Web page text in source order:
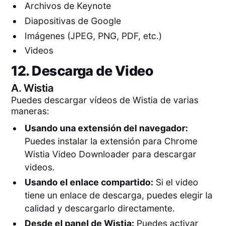
Archivos de Keynote
Diapositivas de Google
Imágenes (JPEG, PNG, PDF, etc.)
Videos
12. Descarga de Video
A.Wistia
Puedes descargar vídeos de Wistia de varias
maneras:
Usando una extensión del navegador:
Puedes instalar la extensión para Chrome
Wistia Video Downloader para descargar
videos.
Usando el enlace compartido: Si el video
tiene un enlace de descarga, puedes elegir la
calidad y descargarlo directamente.
Desde el panel de Wistia: Puedes activar